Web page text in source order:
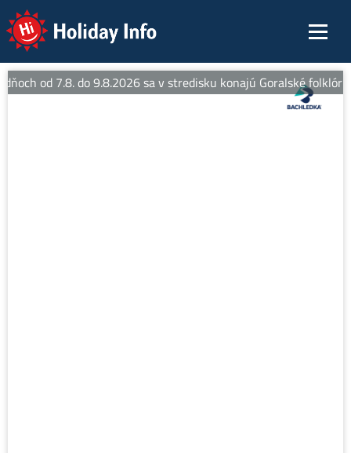
Holiday Info
od 7.8. do 9.8.2026 sa v stredisku konajú Goralské